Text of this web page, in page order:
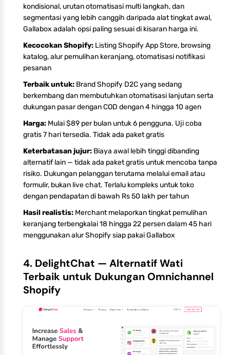
kondisional, urutan otomatisasi multi langkah, dan
segmentasi yang lebih canggih daripada alat tingkat awal,
Gallabox adalah opsi paling sesuai di kisaran harga ini.
Kecocokan Shopify: Listing Shopify App Store, browsing
katalog, alur pemulihan keranjang, otomatisasi notifikasi
pesanan
Terbaik untuk: Brand Shopify D2C yang sedang
berkembang dan membutuhkan otomatisasi lanjutan serta
dukungan pasar dengan COD dengan 4 hingga 10 agen
Harga: Mulai $89 per bulan untuk 6 pengguna. Uji coba
gratis 7 hari tersedia. Tidak ada paket gratis
Keterbatasan jujur: Biaya awal lebih tinggi dibanding
alternatif lain — tidak ada paket gratis untuk mencoba tanpa
risiko. Dukungan pelanggan terutama melalui email atau
formulir, bukan live chat. Terlalu kompleks untuk toko
dengan pendapatan di bawah Rs 50 lakh per tahun
Hasil realistis: Merchant melaporkan tingkat pemulihan
keranjang terbengkalai 18 hingga 22 persen dalam 45 hari
menggunakan alur Shopify siap pakai Gallabox
4. DelightChat — Alternatif Wati
Terbaik untuk Dukungan Omnichannel
Shopify